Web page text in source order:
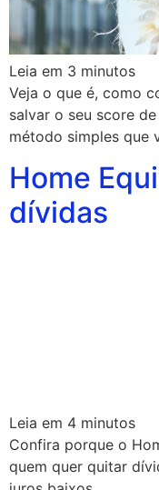
Leia em 3 minutos
Veja o que é, como
salvar o seu score
método simples que
Home
dívidas
Leia em 4 minutos
Confira porque o
quem quer quitar